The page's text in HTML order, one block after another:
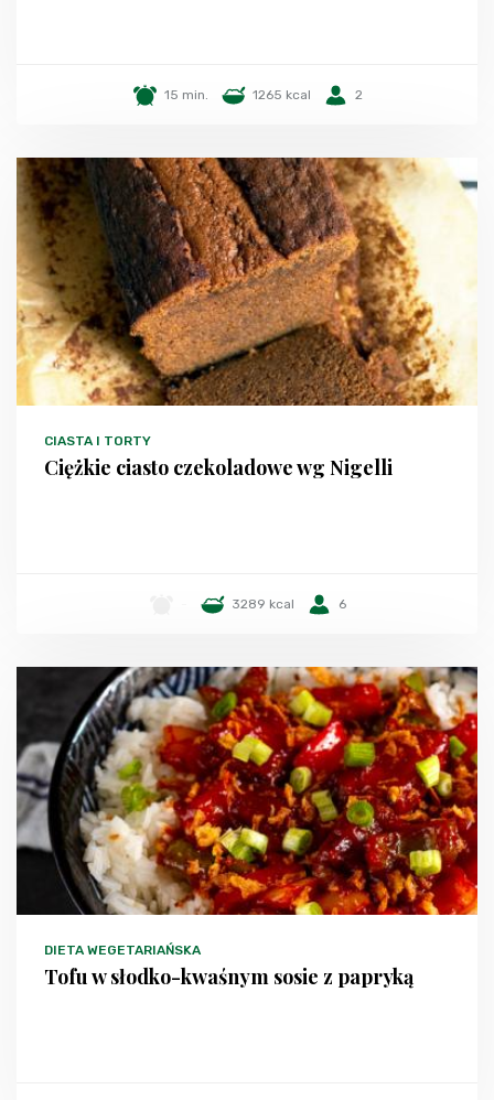
15 min. 1265 kcal 2
CIASTA I TORTY
Ciężkie ciasto czekoladowe wg Nigelli
3289 kcal 6
DIETA WEGETARIAŃSKA
Tofu w słodko-kwaśnym sosie z papryką